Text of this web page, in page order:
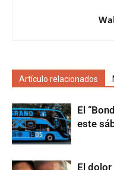
Artículo relacionados
El
este
El